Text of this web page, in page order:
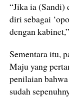
“Jika ia (Sandi)
diri sebagai
dengan
Sementara itu,
Maju yang
penilaian
sudah